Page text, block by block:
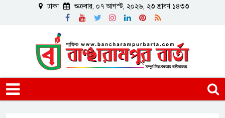
ঢাকা শুক্রবার, ০৭ আগস্ট, ২০২৬, ২৩ শ্রাবণ ১৪৩৩